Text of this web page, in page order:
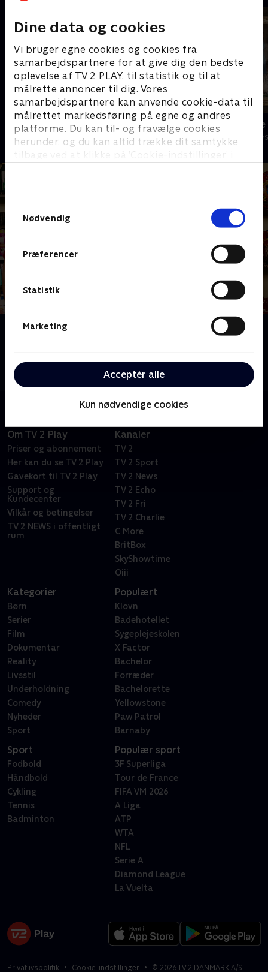
Dine data og cookies
Vi bruger egne cookies og cookies fra
samarbejdspartnere for at give dig den bedste
oplevelse af TV 2 PLAY, til statistik og til at
målrette annoncer til dig. Vores
samarbejdspartnere kan anvende cookie-data til
målrettet markedsføring på egne og andres
platforme. Du kan til- og fravælge cookies
herunder, og du kan altid trække dit samtykke
tilbage ved at klikke på ’Cookie-indstillinger’ i
Nødvendig
Præferencer
Statistik
Marketing
Acceptér alle
Kun nødvendige cookies
Klovn
Komedie • 11 sæsoner
Minkavlerne
Komedie • 4
Om Tomgang
gået lidt i stå i sit liv. Det samme er hans venner Theis
og Aslan, og hver dag mødes de for løse problemer.
Om TV 2 Play
Priser og abonnement
Her kan du se TV 2 Play
Gavekort til TV 2 Play
Support og
Kundecenter
Vilkår og betingelser
TV 2 NEWS i offentligt
rum
Kanaler
TV 2
TV 2 Sport
TV 2 News
TV 2 Echo
TV 2 Fri
TV 2 Charlie
C More
BritBox
SkyShowtime
Oiii
Kategorier
Børn
Serier
Film
Dokumentar
Reality
Livsstil
Underholdning
Comedy
Nyheder
Sport
Populært
Klovn
Badehotellet
Sygeplejeskolen
X Factor
Bachelor
Forræder
Bachelorette
Yellowstone
Paw Patrol
Barnaby
Sport
Fodbold
Håndbold
Cykling
Tennis
Badminton
Populær sport
3F Superliga
Tour de France
FIFA VM 2026
A Liga
ATP
WTA
NFL
Serie A
Diamond League
La Vuelta
Privatlivspolitik Cookie-indstillinger © 2026TV 2 DANMARK A/S